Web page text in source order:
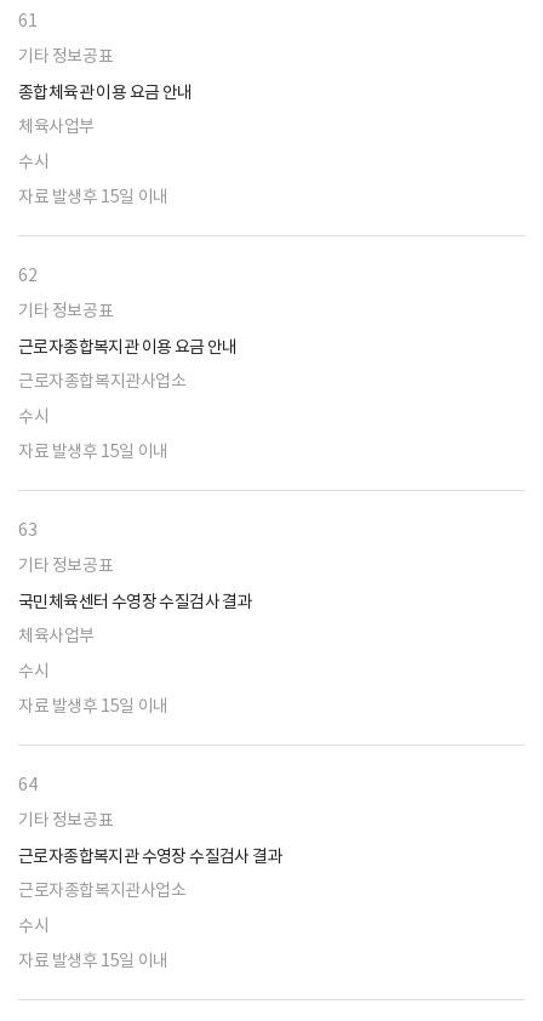
61
기타 정보공표
종합체육관 이용 요금 안내
체육사업부
수시
자료 발생후 15일 이내
62
기타 정보공표
근로자종합복지관 이용 요금 안내
근로자종합복지관사업소
수시
자료 발생후 15일 이내
63
기타 정보공표
국민체육센터 수영장 수질검사 결과
체육사업부
수시
자료 발생후 15일 이내
64
기타 정보공표
근로자종합복지관 수영장 수질검사 결과
근로자종합복지관사업소
수시
자료 발생후 15일 이내